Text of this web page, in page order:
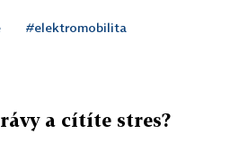
#elektromobilita
a cítíte stres?